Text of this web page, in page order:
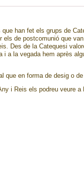
han fet els grups de
de postcomunió que
Des de la Catequesi
i a la vegada hem après
que en forma de desig o
i Reis els podreu veure